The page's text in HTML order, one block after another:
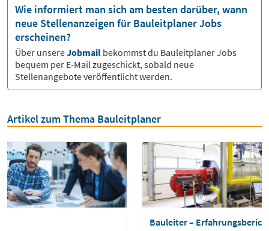
Wie informiert man sich am besten darüber, wann
neue Stellenanzeigen für Bauleitplaner Jobs
erscheinen?
Über unsereJobmail bekommst du BauleitplanerJobs
bequem per E-Mail zugeschickt, sobald neue
Stellenangebote veröffentlicht werden.
Artikel zum Thema Bauleitplaner
Bauleiter –